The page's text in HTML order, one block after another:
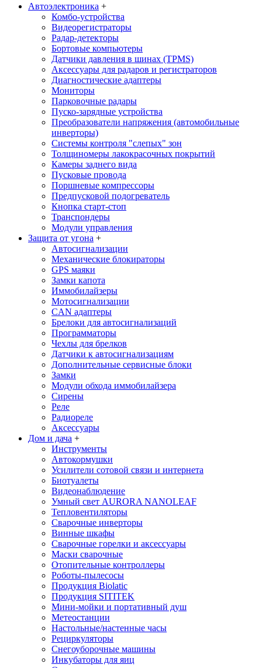
Автоэлектроника +
Комбо-устройства
Видеорегистраторы
Радар-детекторы
Бортовые компьютеры
Датчики давления в шинах (TPMS)
Аксессуары для радаров и регистраторов
Диагностические адаптеры
Мониторы
Парковочные радары
Пуско-зарядные устройства
Преобразователи напряжения (автомобильные
инверторы)
Системы контроля "слепых" зон
Толщиномеры лакокрасочных покрытий
Камеры заднего вида
Пусковые провода
Поршневые компрессоры
Предпусковой подогреватель
Кнопка старт-стоп
Транспондеры
Модули управления
Защита от угона +
Автосигнализации
Механические блoкираторы
GPS маяки
Замки капота
Иммобилайзеры
Мотосигнализации
CAN адаптеры
Брелоки для автосигнализаций
Программаторы
Чехлы для брелков
Датчики к автосигнализациям
Дополнительные сервисные блоки
Замки
Модули обхода иммобилайзера
Сирены
Реле
Радиореле
Аксессуары
Дом и дача +
Инструменты
Автокормушки
Усилители сотовой связи и интернета
Биотуалеты
Видеонаблюдение
Умный свет AURORA NANOLEAF
Тепловентиляторы
Сварочные инверторы
Винные шкафы
Сварочные горелки и аксессуары
Маски сварочные
Отопительные контроллеры
Роботы-пылесосы
Продукция Biolatic
Продукция SITITEK
Мини-мойки и портативный душ
Метеостанции
Настольные/настенные часы
Рециркуляторы
Снегоуборочные машины
Инкубаторы для яиц